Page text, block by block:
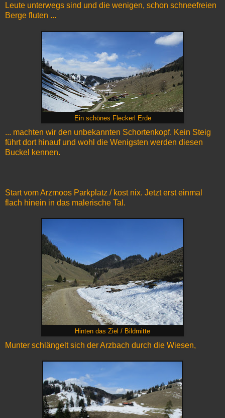
Leute unterwegs sind und die wenigen, schon schneefreien
Berge fluten ...
Ein schönes Fleckerl Erde
... machten wir den unbekannten Schortenkopf. Kein Steig
führt dort hinauf und wohl die Wenigsten werden diesen
Buckel kennen.
Start vom Arzmoos Parkplatz / kost nix. Jetzt erst einmal
flach hinein in das malerische Tal.
Hinten das Ziel / Bildmitte
Munter schlängelt sich der Arzbach durch die Wiesen,